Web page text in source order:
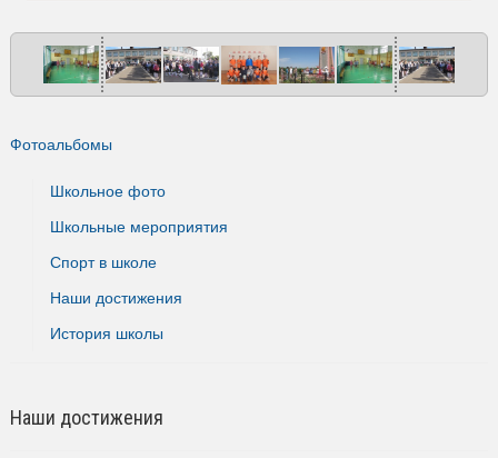
Школьные мероприятия
Спорт в школе
Наши достижения
История школы